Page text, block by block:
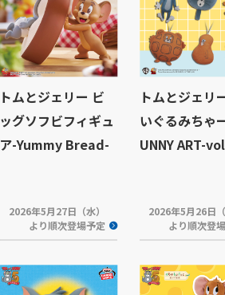
トムとジェリー ビ
ッグソフビフィギュ
ア-Yummy Bread-
2026年5月27日（水）
より順次登場予定
トムとジェリ
いぐるみちゃ
UNNY ART-
2026年5月26日（
より順次登